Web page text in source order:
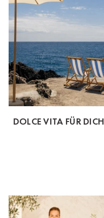
DOLCE VITA FÜR DICH